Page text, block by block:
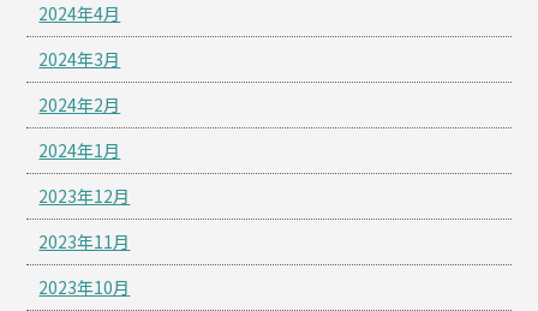
2024年4月
2024年3月
2024年2月
2024年1月
2023年12月
2023年11月
2023年10月